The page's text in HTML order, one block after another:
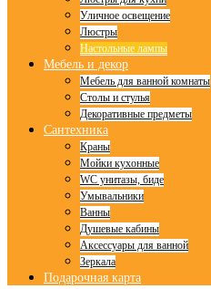
Уличное освещение
Люстры
Настольные лампы
Мебель и декор
Мебель для ванной комнаты
Столы и стулья
Декоративные предметы
Сантехника
Краны
Мойки кухонные
WC унитазы, биде
Умывальники
Ванны
Душевые кабины
Аксессуары для ванной
Зеркала
Подарочная карта